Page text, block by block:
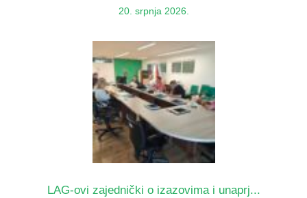
20. srpnja 2026.
LAG-ovi zajednički o izazovima i unaprj...